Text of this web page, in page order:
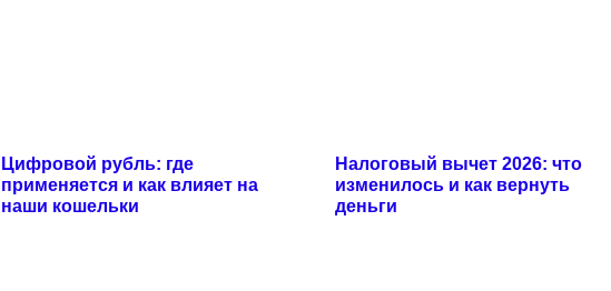
Цифровой рубль: где
применяется и как влияет на
наши кошельки
Налоговый вычет 2026: что
изменилось и как вернуть
деньги